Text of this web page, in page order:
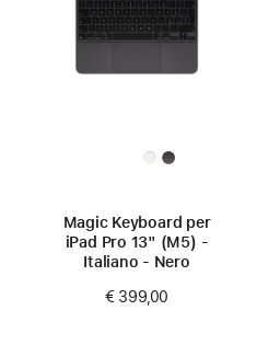
Magic Keyboard per
iPad Pro 13" (M5) -
Italiano - Nero
€ 399,00